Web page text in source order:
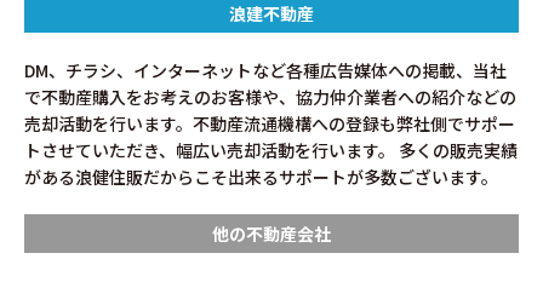
浪建不動産
DM、チラシ、インターネットなど各種広告媒体への掲載、当社
で不動産購入をお考えのお客様や、協力仲介業者への紹介などの
売却活動を行います。不動産流通機構への登録も弊社側でサポー
トさせていただき、幅広い売却活動を行います。 多くの販売実績
がある浪健住販だからこそ出来るサポートが多数ございます。
他の不動産会社